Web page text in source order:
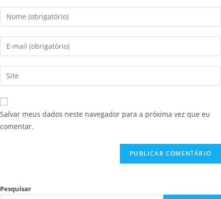
Salvar meus dados neste navegador para a próxima vez que eu
comentar.
Pesquisar